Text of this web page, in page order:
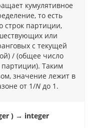
кумулятивное
то есть
строк партиции,
или
с текущей
/ (общее число
партиции). Таким
значение лежит в
от 1/N до 1.
) → integer